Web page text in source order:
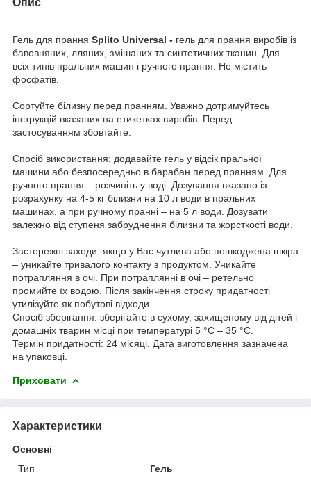
Гель для прання Splito Universal - гель для прання виробів із
бавовняних, лляних, змішаних та синтетичних тканин. Для
всіх типів пральних машин і ручного прання. Не містить
фосфатів.
Сортуйте білизну перед пранням. Уважно дотримуйтесь
інструкцій вказаних на етикетках виробів. Перед
застосуванням збовтайте.
Спосіб використання: додавайте гель у відсік пральної
машини або безпосередньо в барабан перед пранням. Для
ручного прання – розчиніть у воді. Дозування вказано із
розрахунку на 4-5 кг білизни на 10 л води в пральних
машинах, а при ручному пранні – на 5 л води. Дозувати
залежно від ступеня забруднення білизни та жорсткості води.
Застережні заходи: якщо у Вас чутлива або пошкоджена шкіра
– уникайте тривалого контакту з продуктом. Уникайте
потрапляння в очі. При потраплянні в очі – ретельно
промийте їх водою. Після закінчення строку придатності
утилізуйте як побутові відходи.
Спосіб зберігання: зберігайте в сухому, захищеному від дітей і
домашніх тварин місці при температурі 5 °C – 35 °C.
Термін придатності: 24 місяці. Дата виготовлення зазначена
на упаковці.
Приховати
Характеристики
Основні
Тип
Гель